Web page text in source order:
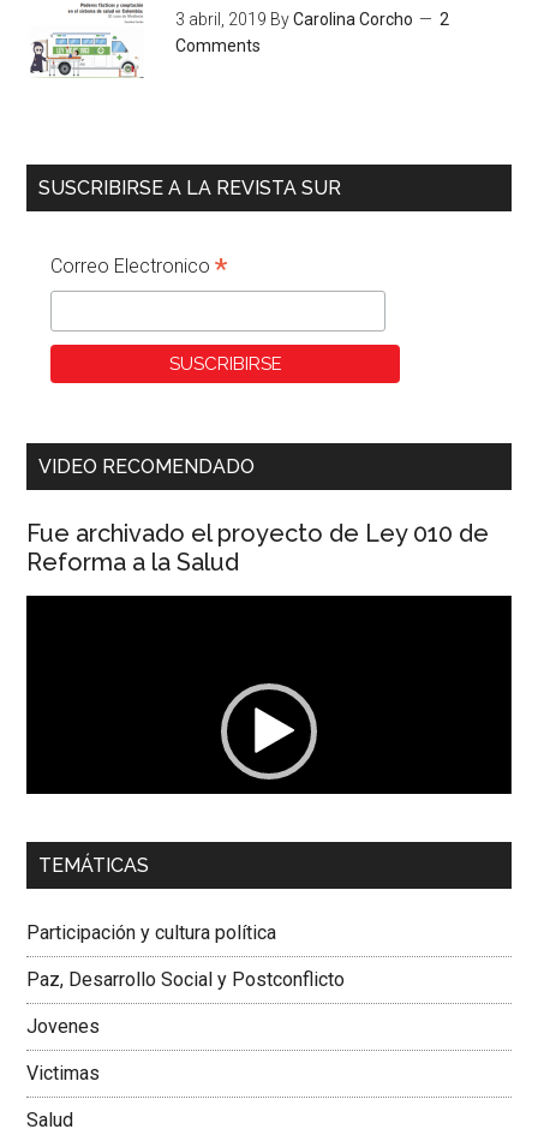
3 abril, 2019 ByCarolina Corcho
2
Comments
SUSCRIBIRSE A LA REVISTA SUR
Correo Electronico*
VIDEO RECOMENDADO
Fue archivado el proyecto de Ley 010 de
Reforma a la Salud
00:00 01:04
Colombiana
TEMÁTICAS
Participación y cultura política
Paz, Desarrollo Social y Postconflicto
Jovenes
Victimas
Salud